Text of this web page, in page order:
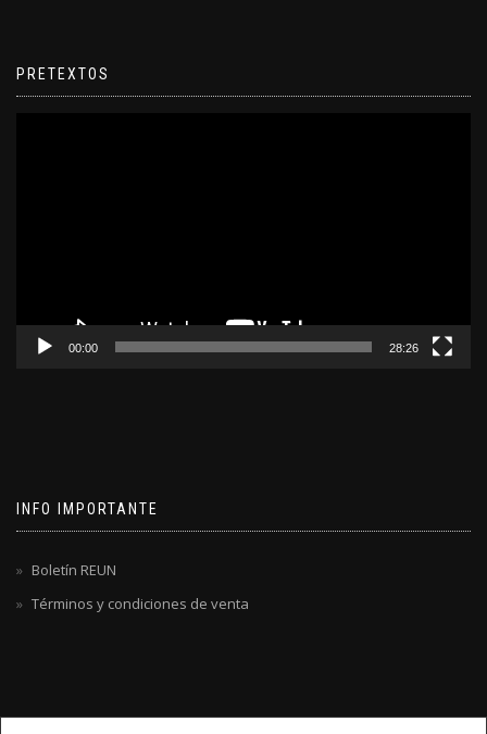
PRETEXTOS
00:00 28:26
INFO IMPORTANTE
Boletín REUN
Términos y condiciones de venta